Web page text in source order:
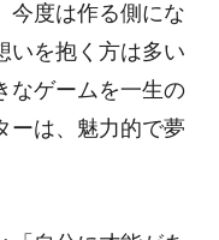
今度は作る側にな
いを抱く方は多い
なゲームを一生の
ーは、魅力的で夢